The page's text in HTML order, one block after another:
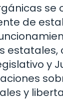
se
de
estatales,
y
y